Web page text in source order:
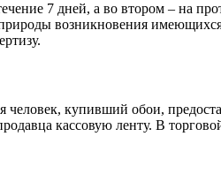
7 дней, а во втором – на
возникновения
человек, купивший обои,
кассовую ленту. В